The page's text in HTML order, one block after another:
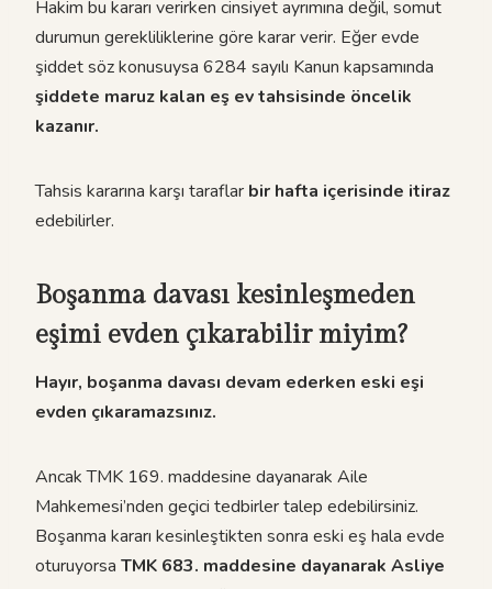
Hakim bu kararı verirken cinsiyet ayrımına değil, somut
durumun gerekliliklerine göre karar verir. Eğer evde
şiddet söz konusuysa 6284 sayılı Kanun kapsamında
şiddete maruz kalan eş ev tahsisinde öncelik
kazanır.
Tahsis kararına karşı taraflar bir hafta içerisinde itiraz
edebilirler.
Boşanma davası kesinleşmeden
eşimi evden çıkarabilir miyim?
Hayır, boşanma davası devam ederken eski eşi
evden çıkaramazsınız.
Ancak TMK 169. maddesine dayanarak Aile
Mahkemesi’nden geçici tedbirler talep edebilirsiniz.
Boşanma kararı kesinleştikten sonra eski eş hala evde
oturuyorsa TMK 683. maddesine dayanarak Asliye